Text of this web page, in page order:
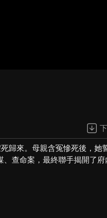
歸來。母親含冤慘死後，她
查命案，最終聯手揭開了